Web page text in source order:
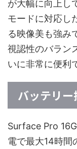
が大幅に向上し
モードに対応し
る映像美も強み
視認性のバラン
いに非常に便利
バッテリ
Surface Pro
電で最大14時間